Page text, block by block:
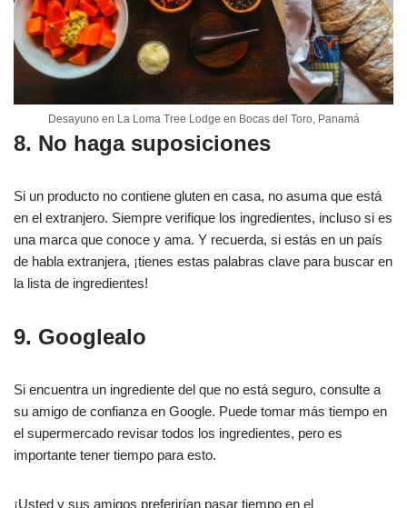
Desayuno en La Loma Tree Lodge en Bocas del Toro, Panamá
8. No haga suposiciones
Si un producto no contiene gluten en casa, no asuma que está
en el extranjero. Siempre verifique los ingredientes, incluso si es
una marca que conoce y ama. Y recuerda, si estás en un país
de habla extranjera, ¡tienes estas palabras clave para buscar en
la lista de ingredientes!
9. Googlealo
Si encuentra un ingrediente del que no está seguro, consulte a
su amigo de confianza en Google. Puede tomar más tiempo en
el supermercado revisar todos los ingredientes, pero es
importante tener tiempo para esto.
¡Usted y sus amigos preferirían pasar tiempo en el